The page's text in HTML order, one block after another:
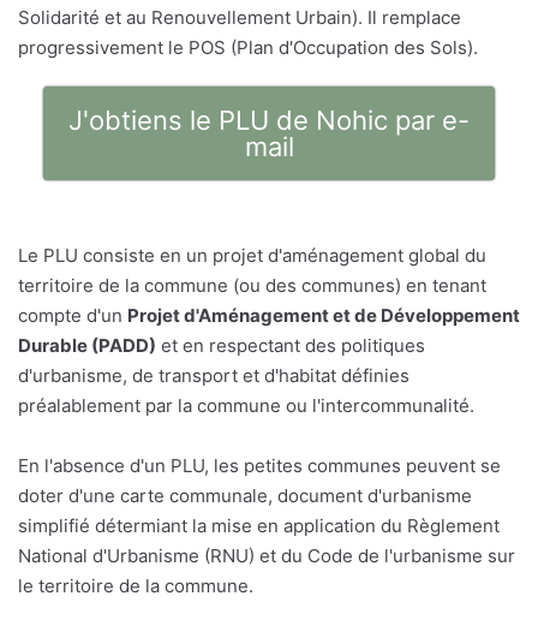
Solidarité et au Renouvellement Urbain). Il remplace
progressivement le POS (Plan d'Occupation des Sols).
J'obtiens le PLU de Nohic par e-
mail
Le PLU consiste en un projet d'aménagement global du
territoire de la commune (ou des communes) en tenant
compte d'un Projet d'Aménagement et de Développement
Durable (PADD) et en respectant des politiques
d'urbanisme, de transport et d'habitat définies
préalablement par la commune ou l'intercommunalité.
En l'absence d'un PLU, les petites communes peuvent se
doter d'une carte communale, document d'urbanisme
simplifié détermiant la mise en application du Règlement
National d'Urbanisme (RNU) et du Code de l'urbanisme sur
le territoire de la commune.